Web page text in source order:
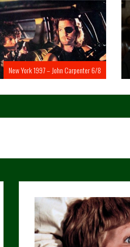
New York 1997 – John Carpenter 6/8